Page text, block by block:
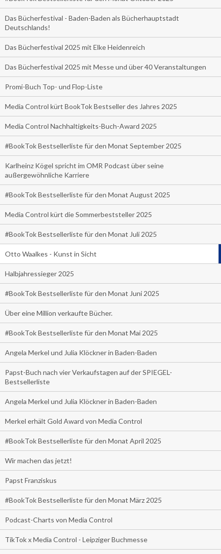
Das Bücherfestival - Baden-Baden als Bücherhauptstadt
Deutschlands!
Das Bücherfestival 2025 mit Elke Heidenreich
Das Bücherfestival 2025 mit Messe und über 40 Veranstaltungen
Promi-Buch Top- und Flop-Liste
Media Control kürt BookTok Bestseller des Jahres 2025
Media Control Nachhaltigkeits-Buch-Award 2025
#BookTok Bestsellerliste für den Monat September 2025
Karlheinz Kögel spricht im OMR Podcast über seine
außergewöhnliche Karriere
#BookTok Bestsellerliste für den Monat August 2025
Media Control kürt die Sommerbeststeller 2025
#BookTok Bestsellerliste für den Monat Juli 2025
Otto Waalkes - Kunst in Sicht
Halbjahressieger 2025
#BookTok Bestsellerliste für den Monat Juni 2025
Über eine Million verkaufte Bücher.
#BookTok Bestsellerliste für den Monat Mai 2025
Angela Merkel und Julia Klöckner in Baden-Baden
Papst-Buch nach vier Verkaufstagen auf der SPIEGEL-
Bestsellerliste
Angela Merkel und Julia Klöckner in Baden-Baden
Merkel erhält Gold Award von Media Control
#BookTok Bestsellerliste für den Monat April 2025
Wir machen das jetzt!
Papst Franziskus
#BookTok Bestsellerliste für den Monat März 2025
Podcast-Charts von Media Control
TikTok x Media Control - Leipziger Buchmesse